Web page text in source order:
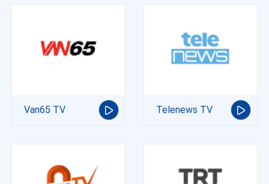
Van65 TV Telenews TV